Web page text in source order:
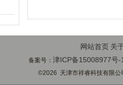
网站首页 关
备案号：津ICP备15008977号-
©2026 天津市祥睿科技有限公